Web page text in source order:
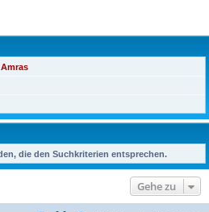
h
e
Amras
die den Suchkriterien entsprechen.
Gehe zu